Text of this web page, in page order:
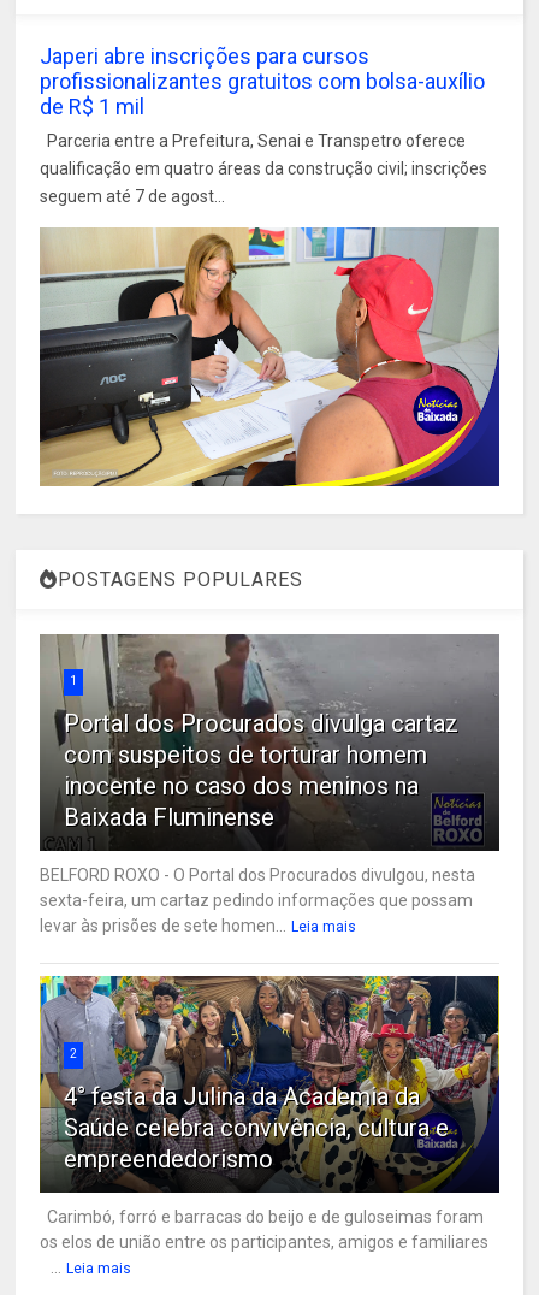
Japeri abre inscrições para cursos
profissionalizantes gratuitos com bolsa-auxílio
de R$ 1 mil
Parceria entre a Prefeitura, Senai e Transpetro oferece
qualificação em quatro áreas da construção civil; inscrições
seguem até 7 de agost...
POSTAGENS POPULARES
1
Portal dos Procurados divulga cartaz
com suspeitos de torturar homem
inocente no caso dos meninos na
Baixada Fluminense
BELFORD ROXO - O Portal dos Procurados divulgou, nesta
sexta-feira, um cartaz pedindo informações que possam
levar às prisões de sete homen...
Leia mais
2
4° festa da Julina da Academia da
Saúde celebra convivência, cultura e
empreendedorismo
Carimbó, forró e barracas do beijo e de guloseimas foram
os elos de união entre os participantes, amigos e familiares
Leia mais